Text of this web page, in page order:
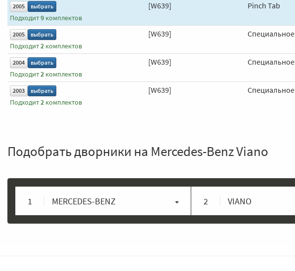
2005 выбрать
Подходит9 комплектов
[W639] Pinch Tab
2005 выбрать
Подходит2 комплектов
[W639] Специальное
2004 выбрать
Подходит2 комплектов
[W639] Специальное
2003 выбрать
Подходит2 комплектов
[W639] Специальное
Подобрать дворники на Mercedes-Benz Viano
1 MERCEDES-BENZ 2 VIANO